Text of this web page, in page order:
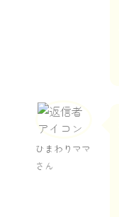
ひまわりママ
さん